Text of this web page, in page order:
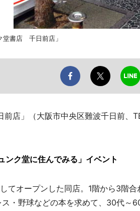
堂書店 千日前店」
店」（大阪市中央区難波千日前、
ンク堂に住んでみる」イベント
てオープンした同店。1階から3階
・野球などの本を求めて、30代～